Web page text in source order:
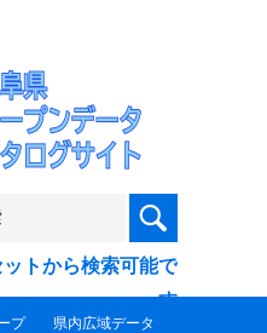
トから検索可能で
す
プ 県内広域データ